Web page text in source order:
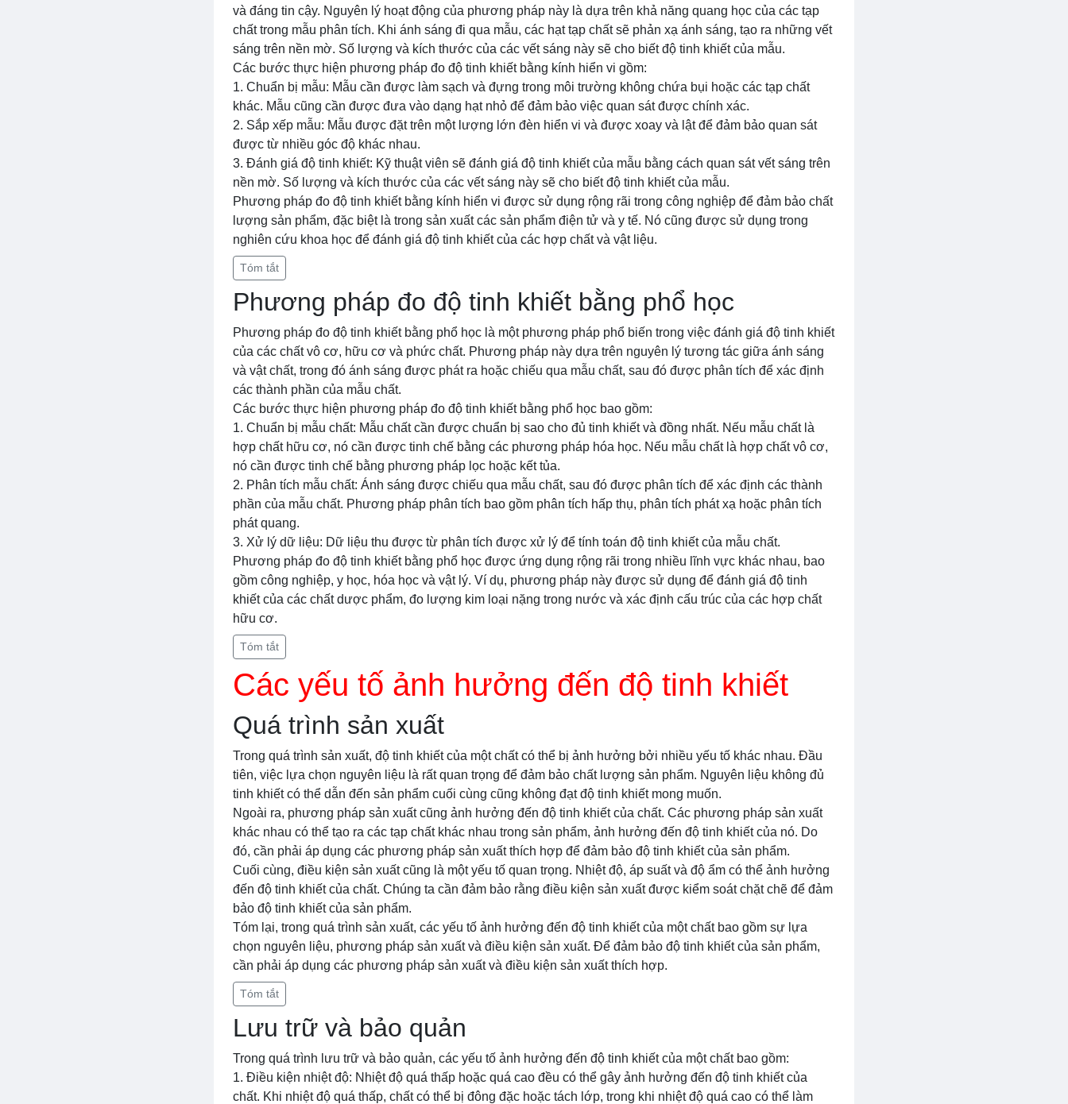
và đáng tin cậy. Nguyên lý hoạt động của phương pháp này là dựa trên khả năng quang học của các tạp
chất trong mẫu phân tích. Khi ánh sáng đi qua mẫu, các hạt tạp chất sẽ phản xạ ánh sáng, tạo ra những vết
sáng trên nền mờ. Số lượng và kích thước của các vết sáng này sẽ cho biết độ tinh khiết của mẫu.
Các bước thực hiện phương pháp đo độ tinh khiết bằng kính hiển vi gồm:
1. Chuẩn bị mẫu: Mẫu cần được làm sạch và đựng trong môi trường không chứa bụi hoặc các tạp chất
khác. Mẫu cũng cần được đưa vào dạng hạt nhỏ để đảm bảo việc quan sát được chính xác.
2. Sắp xếp mẫu: Mẫu được đặt trên một lượng lớn đèn hiển vi và được xoay và lật để đảm bảo quan sát
được từ nhiều góc độ khác nhau.
3. Đánh giá độ tinh khiết: Kỹ thuật viên sẽ đánh giá độ tinh khiết của mẫu bằng cách quan sát vết sáng trên
nền mờ. Số lượng và kích thước của các vết sáng này sẽ cho biết độ tinh khiết của mẫu.
Phương pháp đo độ tinh khiết bằng kính hiển vi được sử dụng rộng rãi trong công nghiệp để đảm bảo chất
lượng sản phẩm, đặc biệt là trong sản xuất các sản phẩm điện tử và y tế. Nó cũng được sử dụng trong
nghiên cứu khoa học để đánh giá độ tinh khiết của các hợp chất và vật liệu.
Tóm tắt
Phương pháp đo độ tinh khiết bằng phổ học
Phương pháp đo độ tinh khiết bằng phổ học là một phương pháp phổ biến trong việc đánh giá độ tinh khiết
của các chất vô cơ, hữu cơ và phức chất. Phương pháp này dựa trên nguyên lý tương tác giữa ánh sáng
và vật chất, trong đó ánh sáng được phát ra hoặc chiếu qua mẫu chất, sau đó được phân tích để xác định
các thành phần của mẫu chất.
Các bước thực hiện phương pháp đo độ tinh khiết bằng phổ học bao gồm:
1. Chuẩn bị mẫu chất: Mẫu chất cần được chuẩn bị sao cho đủ tinh khiết và đồng nhất. Nếu mẫu chất là
hợp chất hữu cơ, nó cần được tinh chế bằng các phương pháp hóa học. Nếu mẫu chất là hợp chất vô cơ,
nó cần được tinh chế bằng phương pháp lọc hoặc kết tủa.
2. Phân tích mẫu chất: Ánh sáng được chiếu qua mẫu chất, sau đó được phân tích để xác định các thành
phần của mẫu chất. Phương pháp phân tích bao gồm phân tích hấp thụ, phân tích phát xạ hoặc phân tích
phát quang.
3. Xử lý dữ liệu: Dữ liệu thu được từ phân tích được xử lý để tính toán độ tinh khiết của mẫu chất.
Phương pháp đo độ tinh khiết bằng phổ học được ứng dụng rộng rãi trong nhiều lĩnh vực khác nhau, bao
gồm công nghiệp, y học, hóa học và vật lý. Ví dụ, phương pháp này được sử dụng để đánh giá độ tinh
khiết của các chất dược phẩm, đo lượng kim loại nặng trong nước và xác định cấu trúc của các hợp chất
hữu cơ.
Tóm tắt
Các yếu tố ảnh hưởng đến độ tinh khiết
Quá trình sản xuất
Trong quá trình sản xuất, độ tinh khiết của một chất có thể bị ảnh hưởng bởi nhiều yếu tố khác nhau. Đầu
tiên, việc lựa chọn nguyên liệu là rất quan trọng để đảm bảo chất lượng sản phẩm. Nguyên liệu không đủ
tinh khiết có thể dẫn đến sản phẩm cuối cùng cũng không đạt độ tinh khiết mong muốn.
Ngoài ra, phương pháp sản xuất cũng ảnh hưởng đến độ tinh khiết của chất. Các phương pháp sản xuất
khác nhau có thể tạo ra các tạp chất khác nhau trong sản phẩm, ảnh hưởng đến độ tinh khiết của nó. Do
đó, cần phải áp dụng các phương pháp sản xuất thích hợp để đảm bảo độ tinh khiết của sản phẩm.
Cuối cùng, điều kiện sản xuất cũng là một yếu tố quan trọng. Nhiệt độ, áp suất và độ ẩm có thể ảnh hưởng
đến độ tinh khiết của chất. Chúng ta cần đảm bảo rằng điều kiện sản xuất được kiểm soát chặt chẽ để đảm
bảo độ tinh khiết của sản phẩm.
Tóm lại, trong quá trình sản xuất, các yếu tố ảnh hưởng đến độ tinh khiết của một chất bao gồm sự lựa
chọn nguyên liệu, phương pháp sản xuất và điều kiện sản xuất. Để đảm bảo độ tinh khiết của sản phẩm,
cần phải áp dụng các phương pháp sản xuất và điều kiện sản xuất thích hợp.
Tóm tắt
Lưu trữ và bảo quản
Trong quá trình lưu trữ và bảo quản, các yếu tố ảnh hưởng đến độ tinh khiết của một chất bao gồm:
1. Điều kiện nhiệt độ: Nhiệt độ quá thấp hoặc quá cao đều có thể gây ảnh hưởng đến độ tinh khiết của
chất. Khi nhiệt độ quá thấp, chất có thể bị đông đặc hoặc tách lớp, trong khi nhiệt độ quá cao có thể làm